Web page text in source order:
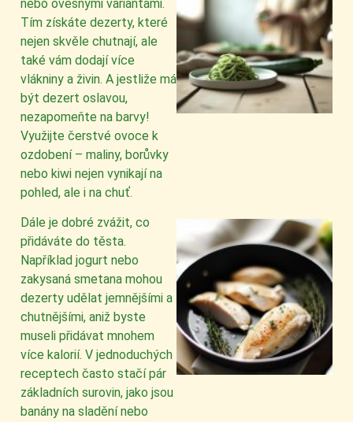
nebo ovesnými variantami.
Tím získáte dezerty, které
nejen skvěle chutnají, ale
také vám dodají více
vlákniny a živin. A jestliže má
být dezert oslavou,
nezapomeňte na barvy!
Využijte čerstvé ovoce k
ozdobení – maliny, borůvky
nebo kiwi nejen vynikají na
pohled, ale i na chuť.
Dále je dobré zvážit, co
přidáváte do těsta.
Například jogurt nebo
zakysaná smetana mohou
dezerty udělat jemnějšími a
chutnějšími, aniž byste
museli přidávat mnohem
více kalorií. V jednoduchých
receptech často stačí pár
základních surovin, jako jsou
banány na sladění nebo